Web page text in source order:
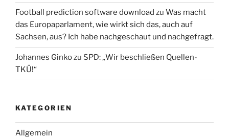
Football prediction software download zu Was macht
das Europaparlament, wie wirkt sich das, auch auf
Sachsen, aus? Ich habe nachgeschaut und nachgefragt.
Johannes Ginkozu SPD: „Wir beschließen Quellen-
TKÜ!“
KATEGORIEN
Allgemein